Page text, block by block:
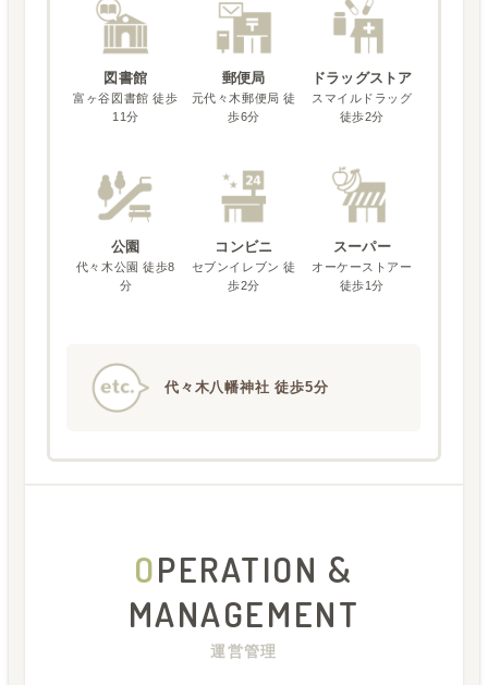
図書館
富ヶ谷図書館 徒歩
11分
郵便局
元代々木郵便局 徒
歩6分
ドラッグストア
スマイルドラッグ
徒歩2分
公園
代々木公園 徒歩8
分
コンビニ
セブンイレブン 徒
歩2分
スーパー
オーケーストアー
徒歩1分
代々木八幡神社 徒歩5分
OPERATION &
MANAGEMENT
運営管理